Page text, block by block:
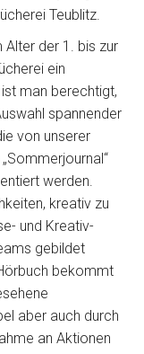
Teublitz.
Alter der 1. bis zur
ein
man berechtigt,
spannender
von unserer
werden.
kreativ zu
und Kreativ-
gebildet
bekommt
aber auch durch
an Aktionen